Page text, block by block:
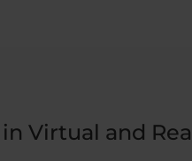
Virtual and